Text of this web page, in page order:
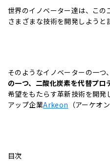
世界のイノベーター達は、この
さまざまな技術を開発しようと
そのようなイノベーターの一つ
の一つ、二酸化炭素を代替プロ
希望をもたらす革新技術を開発
アップ企業Arkeon （アーケオ
目次